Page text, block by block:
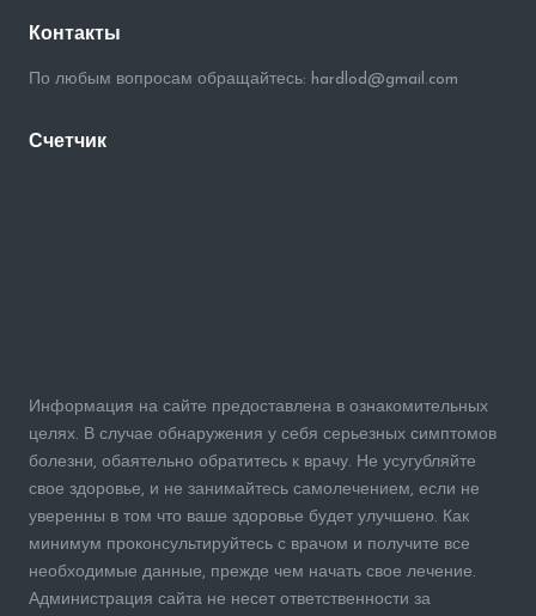
Контакты
По любым вопросам обращайтесь: hardlod@gmail.com
Счетчик
Информация на сайте предоставлена в ознакомительных
целях. В случае обнаружения у себя серьезных симптомов
болезни, обаятельно обратитесь к врачу. Не усугубляйте
свое здоровье, и не занимайтесь самолечением, если не
уверенны в том что ваше здоровье будет улучшено. Как
минимум проконсультируйтесь с врачом и получите все
необходимые данные, прежде чем начать свое лечение.
Администрация сайта не несет ответственности за